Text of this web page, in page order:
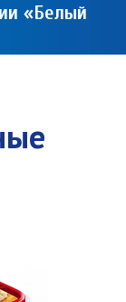
«Белый